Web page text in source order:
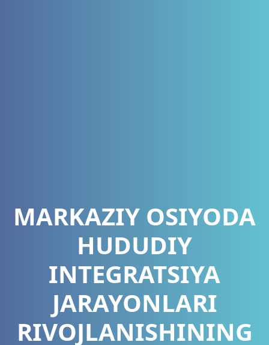
MARKAZIY OSIYODA
HUDUDIY
INTEGRATSIYA
JARAYONLARI
RIVOJLANISHINING